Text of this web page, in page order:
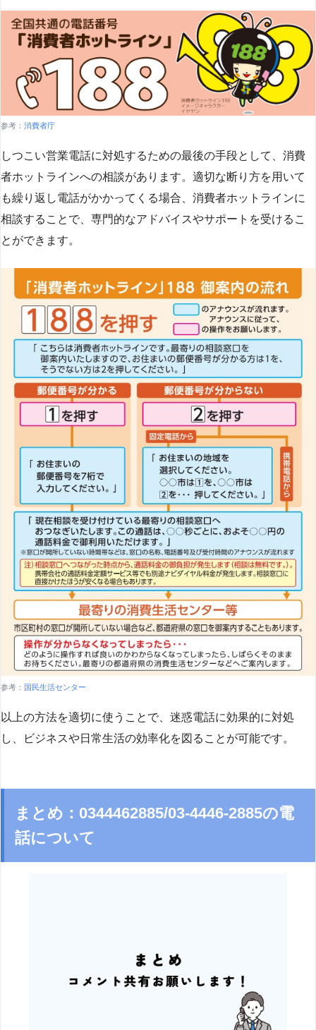
参考： 消費者庁
しつこい営業電話に対処するための最後の手段として、消費
者ホットラインへの相談があります。適切な断り方を用いて
も繰り返し電話がかかってくる場合、消費者ホットラインに
相談することで、専門的なアドバイスやサポートを受けるこ
とができます​​。
参考： 国民生活センター
以上の方法を適切に使うことで、迷惑電話に効果的に対処
し、ビジネスや日常生活の効率化を図ることが可能です。
まとめ：0344462885/03-4446-2885の電
話について